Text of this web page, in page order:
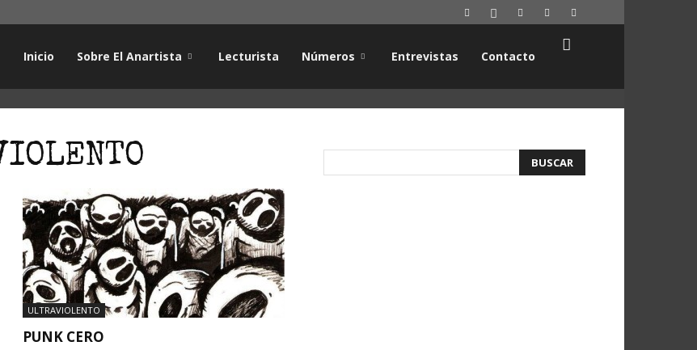
Inicio Sobre El Anartista Lecturista Números Entrevistas Contacto
ULTRAVIOLENTO
PUNK CERO